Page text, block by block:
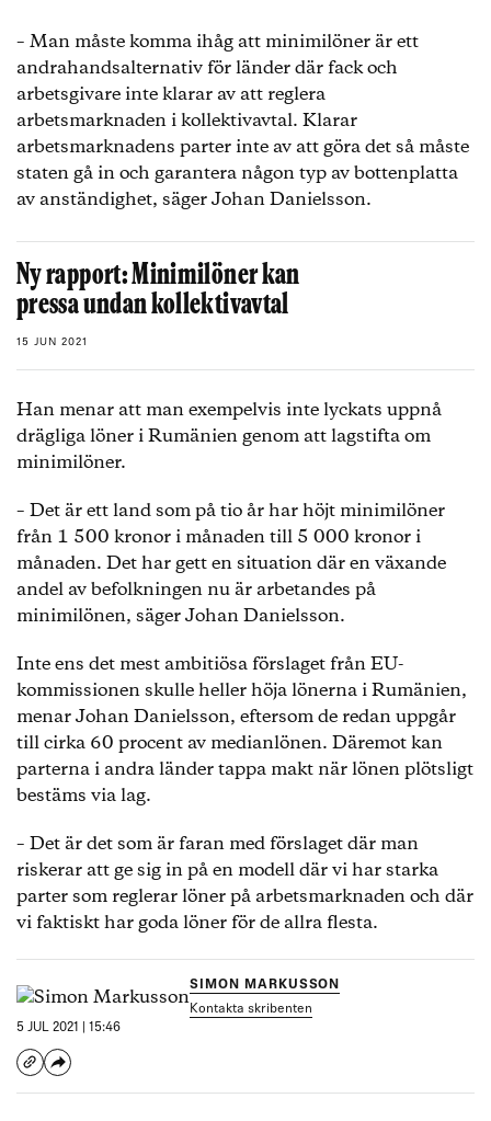
– Man måste komma ihåg att minimilöner är ett
andrahandsalternativ för länder där fack och
arbetsgivare inte klarar av att reglera
arbetsmarknaden i kollektivavtal. Klarar
arbetsmarknadens parter inte av att göra det så måste
staten gå in och garantera någon typ av bottenplatta
av anständighet, säger Johan Danielsson.
Ny rapport: Minimilöner kan
pressa undan kollektivavtal
15 JUN 2021
Han menar att man exempelvis inte lyckats uppnå
drägliga löner i Rumänien genom att lagstifta om
minimilöner.
– Det är ett land som på tio år har höjt minimilöner
från 1 500 kronor i månaden till 5 000 kronor i
månaden. Det har gett en situation där en växande
andel av befolkningen nu är arbetandes på
minimilönen, säger Johan Danielsson.
Inte ens det mest ambitiösa förslaget från EU-
kommissionen skulle heller höja lönerna i Rumänien,
menar Johan Danielsson, eftersom de redan uppgår
till cirka 60 procent av medianlönen. Däremot kan
parterna i andra länder tappa makt när lönen plötsligt
bestäms via lag.
– Det är det som är faran med förslaget där man
riskerar att ge sig in på en modell där vi har starka
parter som reglerar löner på arbetsmarknaden och där
vi faktiskt har goda löner för de allra flesta.
SIMON MARKUSSON
Kontakta skribenten
5 JUL 2021 | 15:46